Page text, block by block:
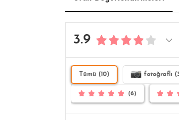
3.9
Tümü (10) fotoğraflı
(6)